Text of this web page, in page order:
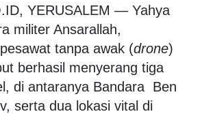
YERUSALEM — Yahya
militer Ansarallah,
tanpa awak (drone)
berhasil menyerang tiga
di antaranya Bandara Ben
serta dua lokasi vital di